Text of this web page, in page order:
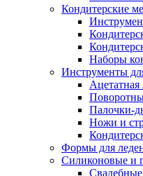
Кондитерские
Наборы
Инструменты
Ацетатная
Палочки-
Ножи и
Формы для
Силиконовые и